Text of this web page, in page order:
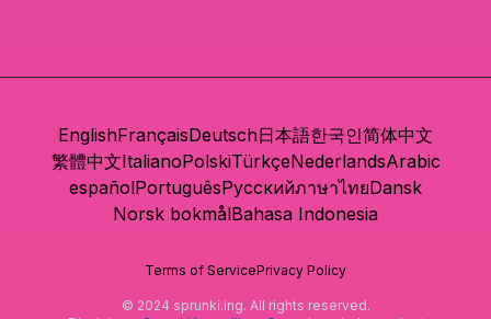
EnglishFrançaisDeutsch日本語한국인简体中文
繁體中文ItalianoPolskiTürkçeNederlandsArabic
españolPortuguêsРусскийภาษาไทยDansk
Norsk bokmålBahasa Indonesia
Terms of ServicePrivacy Policy
© 2024 sprunki.ing. All rights reserved.